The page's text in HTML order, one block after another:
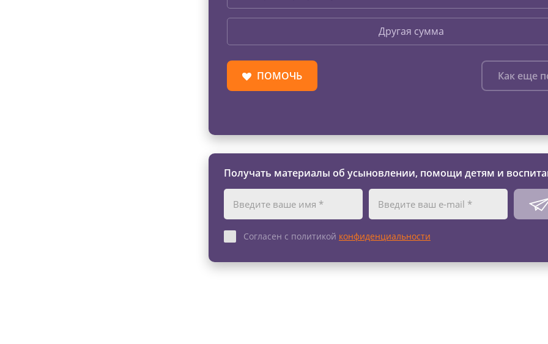
Другая сумма
ПОМОЧЬ Как еще
Получать материалы об усыновлении, помощи детям и
Согласен с политикой конфиденциальности